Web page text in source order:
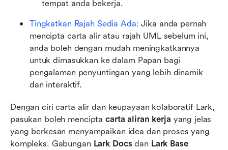
tempat anda bekerja.
Tingkatkan Rajah Sedia Ada: Jika anda pernah
mencipta carta alir atau rajah UML sebelum ini,
anda boleh dengan mudah meningkatkannya
untuk dimasukkan ke dalam Papan bagi
pengalaman penyuntingan yang lebih dinamik
dan interaktif.
Dengan ciri carta alir dan keupayaan kolaboratif Lark,
pasukan boleh mencipta carta aliran kerja yang jelas
yang berkesan menyampaikan idea dan proses yang
kompleks. Gabungan Lark Docs dan Lark Base